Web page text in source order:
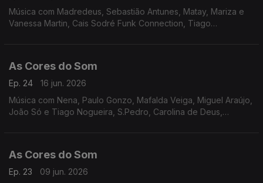
Música com Madredeus, Sebastião Antunes, Matay, Mariza e
Vanessa Martin, Cais Sodré Funk Connection, Tiago
As Cores do Som
Ep. 24
16 jun. 2026
Música com Nena, Paulo Gonzo, Mafalda Veiga, Miguel Araújo,
João Só e Tiago Nogueira, S.Pedro, Carolina de Deus,
As Cores do Som
Ep. 23
09 jun. 2026